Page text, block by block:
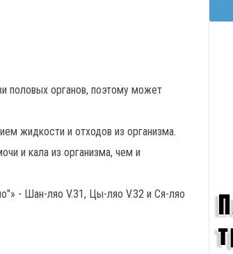
половых органов, поэтому может
жидкости и отходов из организма.
и кала из организма, чем и
- Шан-ляо V.31, Цы-ляо V.32 и Ся-ляо